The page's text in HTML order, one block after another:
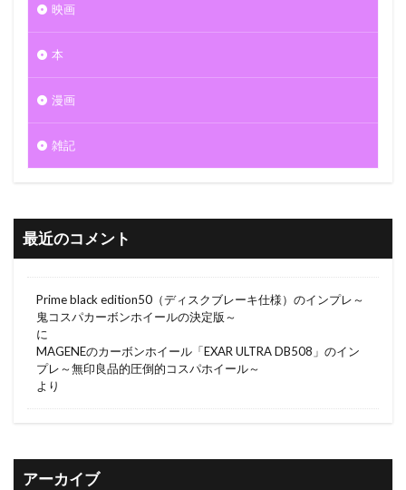
映画
本
漫画
雑記
最近のコメント
Prime black edition50（ディスクブレーキ仕様）のインプレ～
鬼コスパカーボンホイールの決定版～
に
MAGENEのカーボンホイール「EXAR ULTRA DB508」のイン
プレ～無印良品的圧倒的コスパホイール～
より
アーカイブ